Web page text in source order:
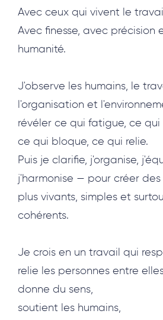
Avec ceux qui vivent le
Avec finesse, avec précision
humanité.
J'observe les humains, le
l'organisation et
révéler ce qui fatigue, ce qui
ce qui bloque, ce qui relie.
Puis je clarifie, j'organise,
j'harmonise — pour créer des
plus vivants, simples et
cohérents.
Je crois en un travail qui
relie les personnes entre
donne du sens,
soutient les humains,